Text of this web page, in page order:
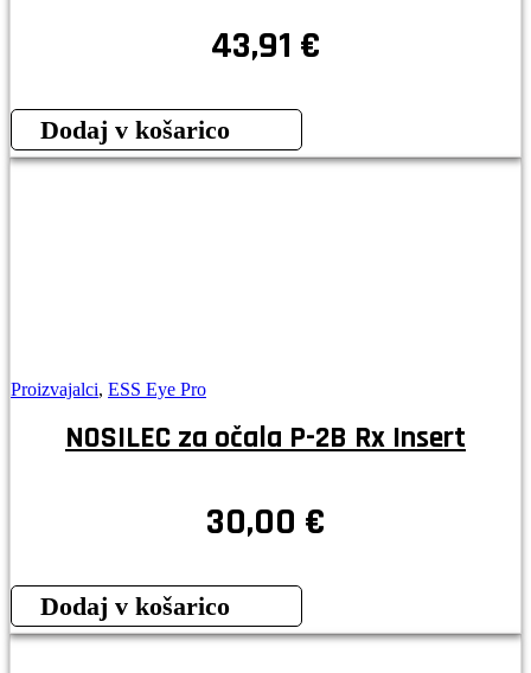
43,91 €
Dodaj v košarico
Proizvajalci, ESS Eye Pro
NOSILEC za očala P-2B Rx Insert
30,00 €
Dodaj v košarico